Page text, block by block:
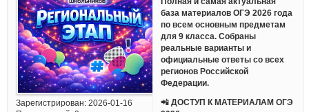
Зарегистрирован: 2026-01-16
база материалов ОГЭ 2026 года
по всем основным предметам
для 9 класса. Собраны
реальные варианты и
официальные ответы со всех
регионов Российской
Федерации.
📲 ДОСТУП К МАТЕРИАЛАМ ОГЭ